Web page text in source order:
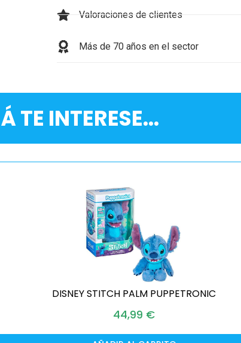
Valoraciones de clientes
Más de 70 años en el sector
TE INTERESE...
DISNEY STITCH PALM PUPPETRONIC
44,99 €